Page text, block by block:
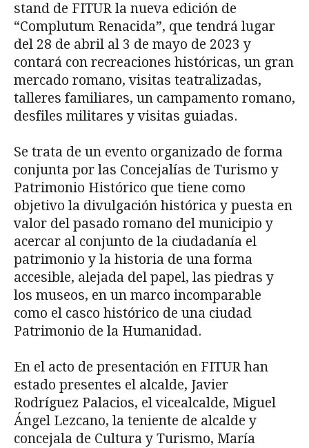
stand de FITUR la nueva edición de
“Complutum Renacida”, que tendrá lugar
del 28 de abril al 3 de mayo de 2023 y
contará con recreaciones históricas, un gran
mercado romano, visitas teatralizadas,
talleres familiares, un campamento romano,
desfiles militares y visitas guiadas.
Se trata de un evento organizado de forma
conjunta por las Concejalías de Turismo y
Patrimonio Histórico que tiene como
objetivo la divulgación histórica y puesta en
valor del pasado romano del municipio y
acercar al conjunto de la ciudadanía el
patrimonio y la historia de una forma
accesible, alejada del papel, las piedras y
los museos, en un marco incomparable
como el casco histórico de una ciudad
Patrimonio de la Humanidad.
En el acto de presentación en FITUR han
estado presentes el alcalde, Javier
Rodríguez Palacios, el vicealcalde, Miguel
Ángel Lezcano, la teniente de alcalde y
concejala de Cultura y Turismo, María